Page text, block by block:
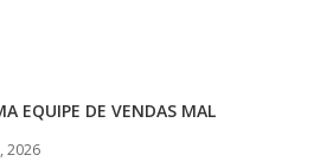
EQUIPE DE VENDAS MAL
2026